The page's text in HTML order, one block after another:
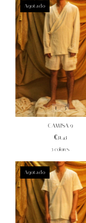
1/5
Agotado
CAMISA 9
€31,43
5 colores
Agotado